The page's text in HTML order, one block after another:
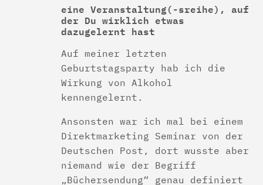
eine Veranstaltung(-sreihe), auf
der Du wirklich etwas
dazugelernt hast
Auf meiner letzten
Geburtstagsparty hab ich die
Wirkung von Alkohol
kennengelernt.
Ansonsten war ich mal bei einem
Direktmarketing Seminar von der
Deutschen Post, dort wusste aber
niemand wie der Begriff
„Büchersendung“ genau definiert